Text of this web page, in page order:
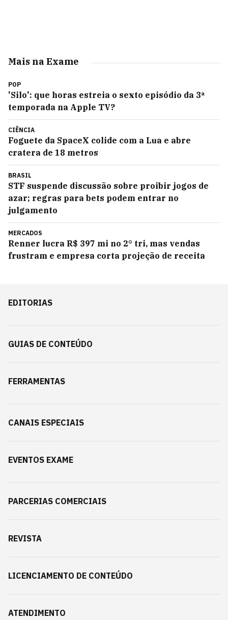
Mais na Exame
POP
'Silo': que horas estreia o sexto episódio da 3ª
temporada na Apple TV?
CIÊNCIA
Foguete da SpaceX colide com a Lua e abre
cratera de 18 metros
BRASIL
STF suspende discussão sobre proibir jogos de
azar; regras para bets podem entrar no
julgamento
MERCADOS
Renner lucra R$ 397 mi no 2° tri, mas vendas
frustram e empresa corta projeção de receita
EDITORIAS
GUIAS DE CONTEÚDO
FERRAMENTAS
CANAIS ESPECIAIS
EVENTOS EXAME
PARCERIAS COMERCIAIS
REVISTA
LICENCIAMENTO DE CONTEÚDO
ATENDIMENTO